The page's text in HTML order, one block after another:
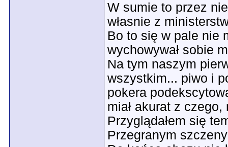
W sumie to przez
własnie z
Bo to się w pale nie
wychowywał sobie
Na tym naszym
wszystkim... piwo i
pokera
miał akurat z
Przyglądałem się
Przegranym